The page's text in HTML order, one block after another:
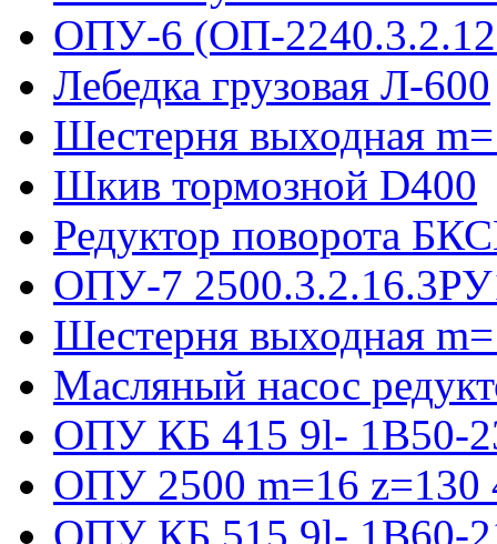
ОПУ-6 (ОП-
Лебедка грузовая Л-600
Шестерня выходная
Шкив тормозной D400
Редуктор поворота
ОПУ-7
Шестерня выходная
Масляный насос
ОПУ КБ 415 9l- 1B50-
ОПУ 2500 m=16 z=130
ОПУ КБ 515 9l- 1B60-